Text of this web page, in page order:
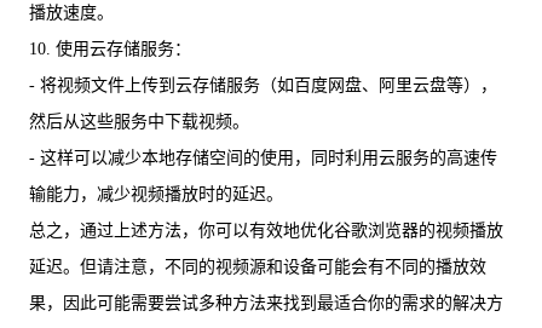
播放速度。
10. 使用云存储服务：
- 将视频文件上传到云存储服务（如百度网盘、阿里云盘等），
然后从这些服务中下载视频。
- 这样可以减少本地存储空间的使用，同时利用云服务的高速传
输能力，减少视频播放时的延迟。
总之，通过上述方法，你可以有效地优化谷歌浏览器的视频播放
延迟。但请注意，不同的视频源和设备可能会有不同的播放效
果，因此可能需要尝试多种方法来找到最适合你的需求的解决方